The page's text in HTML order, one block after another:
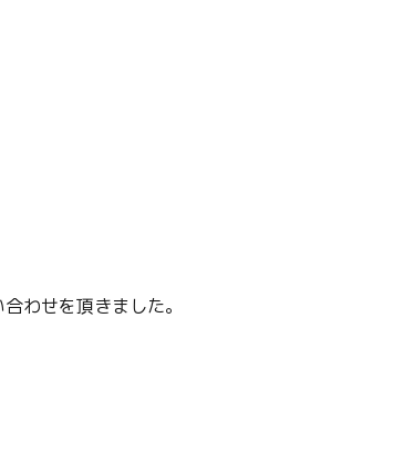
わせを頂きました。